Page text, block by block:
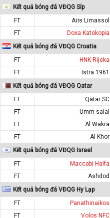
Kết quả bóng đá VĐQG Síp
FT
Aris Limassol
FT
Doxa Katokopia
Kết quả bóng đá VĐQG Croatia
FT
HNK Rijeka
FT
Istra 1961
Kết quả bóng đá VĐQG Qatar
FT
Qatar SC
FT
Umm salal
FT
Al Wakra
FT
Al Khor
Kết quả bóng đá VĐQG Israel
FT
Maccabi Haifa
FT
Ashdod
Kết quả bóng đá VĐQG Hy Lạp
FT
Panathinaikos
FT
Volos NFC